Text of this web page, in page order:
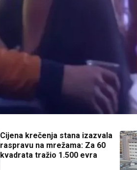
Cijena krečenja stana izazvala
raspravu na mrežama: Za 60
kvadrata tražio 1.500 evra